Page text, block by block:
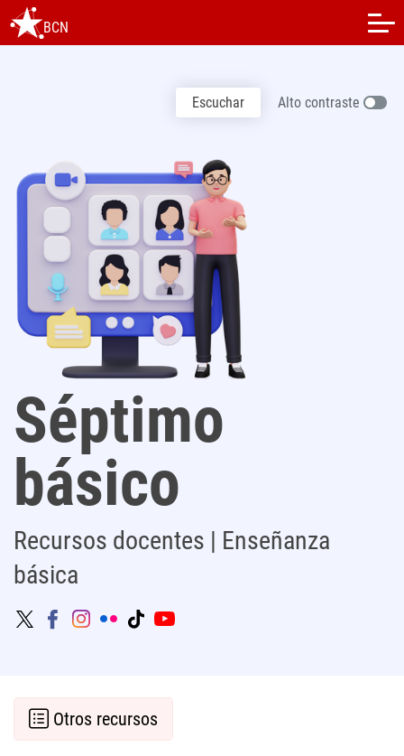
BCN
Escuchar Alto contraste
Séptimo
básico
Recursos docentes | Enseñanza
básica
Otros recursos